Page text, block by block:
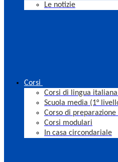
Le notizie
Corsi
Corsi di lingua
Scuola media (1°
Corso di
Corsi modulari
In casa circondariale